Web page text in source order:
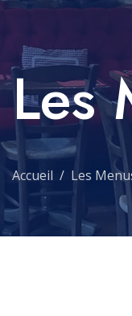
Les
Accueil Les